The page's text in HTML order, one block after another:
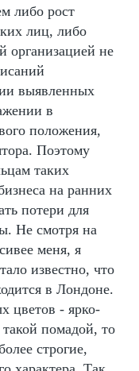
либо рост
лиц, либо
организацией не
выявленных
в
положения,
Поэтому
таких
на ранних
потери для
Не смотря на
меня, я
известно, что
в Лондоне.
цветов - ярко-
помадой, то
строгие,